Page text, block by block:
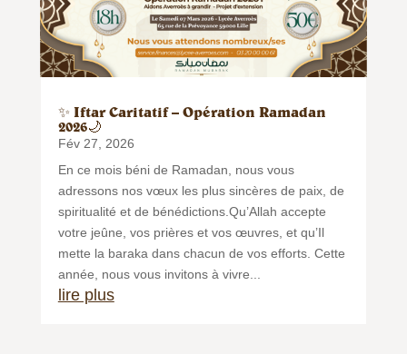
✨ Iftar Caritatif – Opération Ramadan
2026🌙
Fév 27, 2026
En ce mois béni de Ramadan, nous vous
adressons nos vœux les plus sincères de paix, de
spiritualité et de bénédictions.Qu’Allah accepte
votre jeûne, vos prières et vos œuvres, et qu’Il
mette la baraka dans chacun de vos efforts. Cette
année, nous vous invitons à vivre...
lire plus